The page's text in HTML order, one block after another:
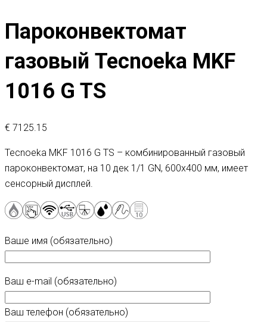
Пароконвектомат
газовый Tecnoeka MKF
1016 G TS
€ 7125.15
Tecnoeka MKF 1016 G TS – комбинированный газовый
пароконвектомат, на 10 дек 1/1 GN, 600х400 мм, имеет
сенсорный дисплей.
Ваше имя (обязательно)
Ваш e-mail (обязательно)
Ваш телефон (обязательно)